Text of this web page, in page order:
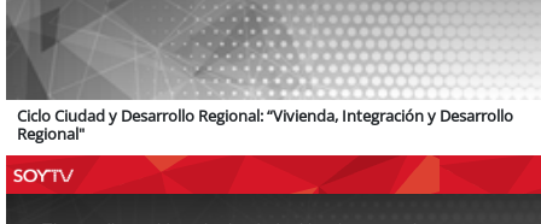
Ciclo Ciudad y Desarrollo Regional: “Vivienda, Integración y Desarrollo
Regional"